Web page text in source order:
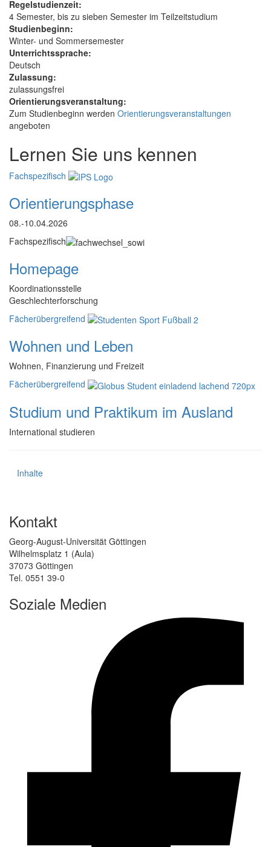
Regelstudienzeit:
4 Semester, bis zu sieben Semester im Teilzeitstudium
Studienbeginn:
Winter- und Sommersemester
Unterrichtssprache:
Deutsch
Zulassung:
zulassungsfrei
Orientierungsveranstaltung:
Zum Studienbeginn werden Orientierungsveranstaltungen
angeboten
Lernen Sie uns kennen
Fachspezifisch
Orientierungsphase
08.-10.04.2026
Fachspezifisch
Homepage
Koordinationsstelle
Geschlechterforschung
Fächerübergreifend
Wohnen und Leben
Wohnen, Finanzierung und Freizeit
Fächerübergreifend
Studium und Praktikum im Ausland
International studieren
Inhalte
Kontakt
Georg-August-Universität Göttingen
Wilhelmsplatz 1 (Aula)
37073 Göttingen
Tel. 0551 39-0
Soziale Medien